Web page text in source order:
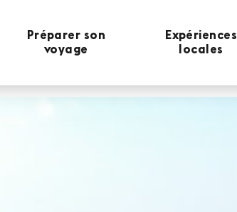
Préparer son
voyage
Expériences
locales